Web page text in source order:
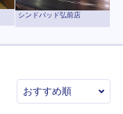
シンドバッド弘前店